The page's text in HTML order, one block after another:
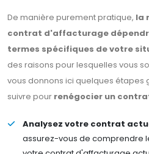
De manière purement pratique, la
contrat d'affacturage
termes spécifiques de votre
des raisons pour lesquelles vous
vous donnons ici quelques étapes
suivre pour renégocier un
Analysez votre contrat
assurez-vous de comprendre